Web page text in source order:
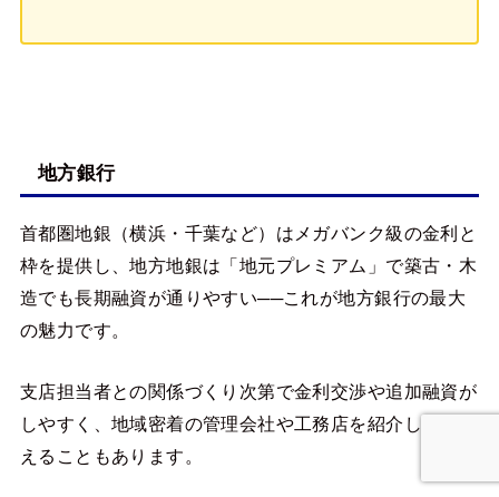
地方銀行
首都圏地銀（横浜・千葉など）はメガバンク級の金利と
枠を提供し、地方地銀は「地元プレミアム」で築古・木
造でも長期融資が通りやすい──これが地方銀行の最大
の魅力です。
支店担当者との関係づくり次第で金利交渉や追加融資が
しやすく、地域密着の管理会社や工務店を紹介してもら
えることもあります。